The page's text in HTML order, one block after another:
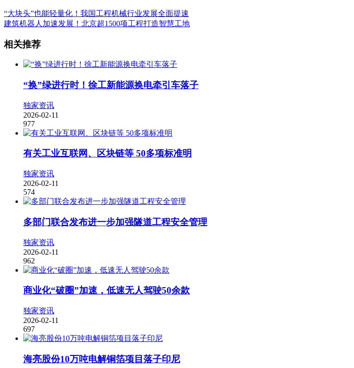
“大块头”也能轻量化！我国工程机械行业发展全面提速
建筑机器人加速发展！北京超1500项工程打造智慧工地
相关推荐
“换”绿进行时！徐工新能源换电牵引车落子
独家资讯
2026-02-11
977
有关工业互联网、区块链等 50多项标准明
独家资讯
2026-02-11
574
多部门联合发布进一步加强隧道工程安全管理
独家资讯
2026-02-11
962
商业化“破圈”加速，低速无人驾驶50余款
独家资讯
2026-02-11
697
海亮股份10万吨电解铜箔项目落子印尼